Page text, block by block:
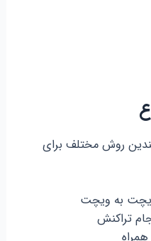
روش مختلف برای
ویچت به ویچت